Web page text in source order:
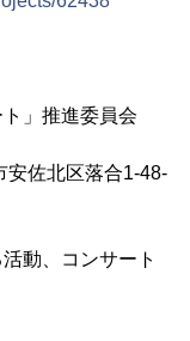
」推進委員会
佐北区落合1-48-
動、コンサート